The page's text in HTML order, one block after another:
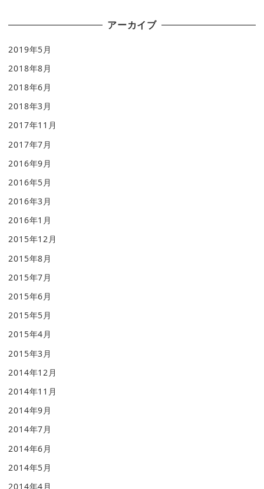
アーカイブ
2019年5月
2018年8月
2018年6月
2018年3月
2017年11月
2017年7月
2016年9月
2016年5月
2016年3月
2016年1月
2015年12月
2015年8月
2015年7月
2015年6月
2015年5月
2015年4月
2015年3月
2014年12月
2014年11月
2014年9月
2014年7月
2014年6月
2014年5月
2014年4月